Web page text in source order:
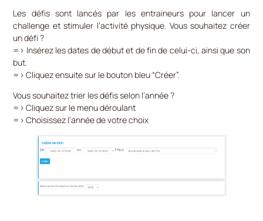
Les défis sont lancés par les entraineurs pour lancer un
challenge et stimuler l’activité physique. Vous souhaitez créer
un défi ?
=> Insérez les dates de début et de fin de celui-ci, ainsi que son
but.
=> Cliquez ensuite sur le bouton bleu “Créer”.
Vous souhaitez trier les défis selon l’année ?
=> Cliquez sur le menu déroulant
=> Choisissez l’année de votre choix